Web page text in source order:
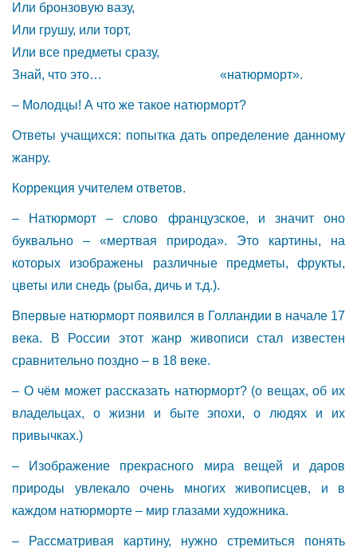
Или бронзовую вазу,
Или грушу, или торт,
Или все предметы сразу,
Знай, что это… «натюрморт».
– Молодцы! А что же такое натюрморт?
Ответы учащихся: попытка дать определение данному
жанру.
Коррекция учителем ответов.
– Натюрморт – слово французское, и значит оно
буквально – «мертвая природа». Это картины, на
которых изображены различные предметы, фрукты,
цветы или снедь (рыба, дичь и т.д.).
Впервые натюрморт появился в Голландии в начале 17
века. В России этот жанр живописи стал известен
сравнительно поздно – в 18 веке.
– О чём может рассказать натюрморт? (о вещах, об их
владельцах, о жизни и быте эпохи, о людях и их
привычках.)
– Изображение прекрасного мира вещей и даров
природы увлекало очень многих живописцев, и в
каждом натюрморте – мир глазами художника.
– Рассматривая картину, нужно стремиться понять